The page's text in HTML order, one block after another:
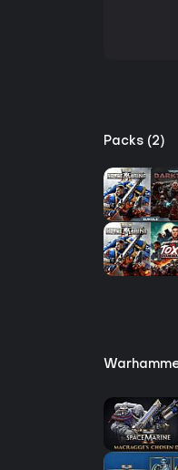
Packs (2)